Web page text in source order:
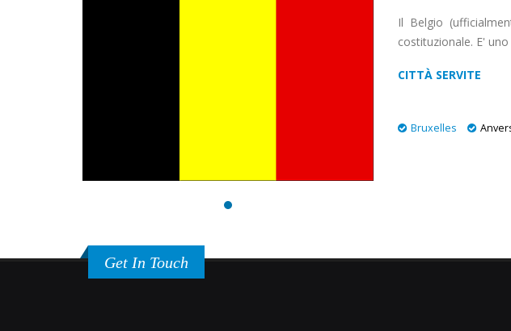
Il Belgio
costituzionale. E'
CITTÀ SERVITE
Bruxelles
Get In Touch